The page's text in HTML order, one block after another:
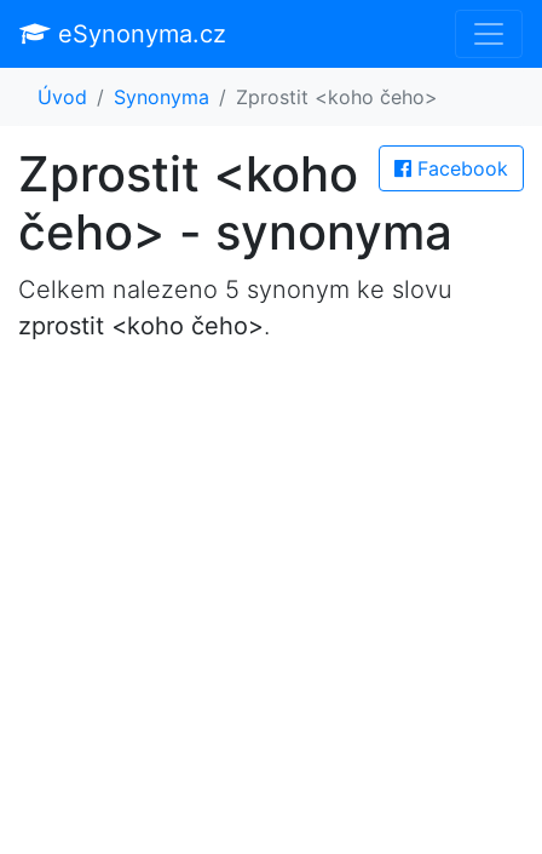
eSynonyma.cz
Úvod Synonyma Zprostit <koho čeho>
Facebook
Zprostit <koho
čeho> - synonyma
Celkem nalezeno 5 synonym ke slovu
zprostit <koho čeho>.